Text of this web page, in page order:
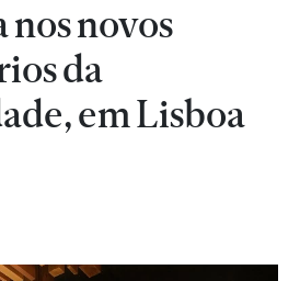
novos
da
em Lisboa